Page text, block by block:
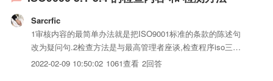
Sarcrfic
1审核内容的最简单办法就是把ISO9001标准的条款的陈述句
改为疑问句.2检查方法是与最高管理者座谈,检查程序iso三体
系认证,查阅相关记录,了解和证实管理者对标准的理解,对程序
2022-02-09 10:50:02 1061查看 2回答